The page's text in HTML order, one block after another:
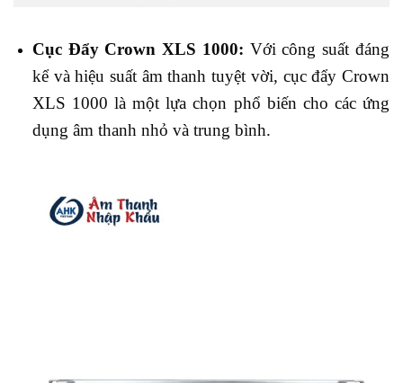
Cục Đẩy Crown XLS 1000: Với công suất đáng
kể và hiệu suất âm thanh tuyệt vời, cục đẩy Crown
XLS 1000 là một lựa chọn phổ biến cho các ứng
dụng âm thanh nhỏ và trung bình.